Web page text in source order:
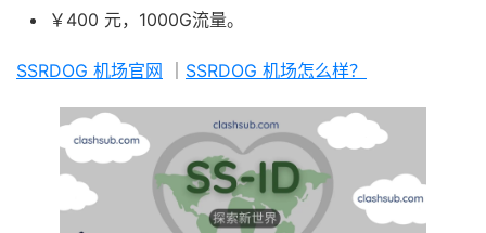
￥400 元，1000G流量。
SSRDOG 机场官网 SSRDOG 机场怎么样？